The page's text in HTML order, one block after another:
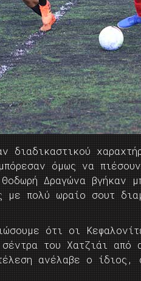
διαδικαστικού
όμως να
Δραγώνα βγήκαν
με πολύ ωραίο σουτ
ότι οι
του Χατζιάι από
ανέλαβε ο ίδιος,